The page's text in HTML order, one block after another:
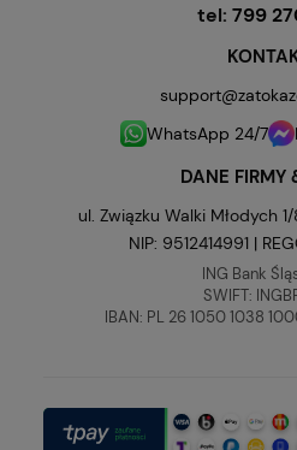
tel: 799
WhatsApp 24/7
DANE FIRMY
ul. Związku Walki Młodych
NIP: 9512414991 |
ING Bank
SWIFT:
IBAN: PL 26 1050 1038